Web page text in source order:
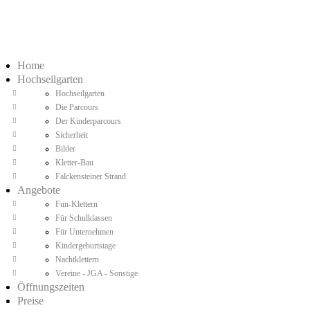
Home
Hochseilgarten
Hochseilgarten
Die Parcours
Der Kinderparcours
Sicherheit
Bilder
Kletter-Bau
Falckensteiner Strand
Angebote
Fun-Klettern
Für Schulklassen
Für Unternehmen
Kindergeburtstage
Nachtklettern
Vereine - JGA - Sonstige
Öffnungszeiten
Preise